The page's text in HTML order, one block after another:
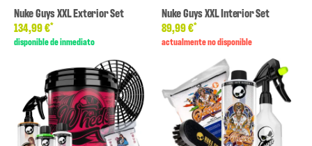
Nuke Guys XXL Exterior Set
134,99 €*
disponible de inmediato
Nuke Guys XXL Interior Set
89,99 €*
actualmente no disponible